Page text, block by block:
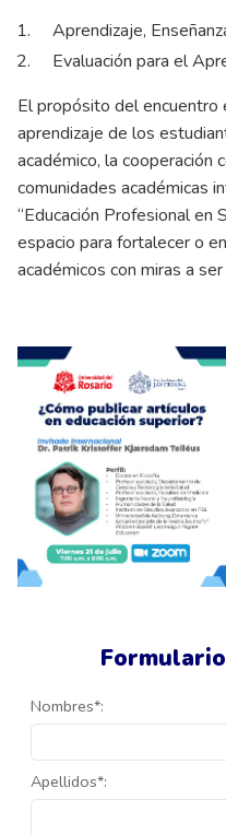
Nombres*:
Apellidos*:
Aprendizaje,
Evaluación para el
El propósito del encuentro
aprendizaje de los
académico, la cooperación
comunidades académicas
“Educación Profesional en
espacio para fortalecer o
académicos con miras a